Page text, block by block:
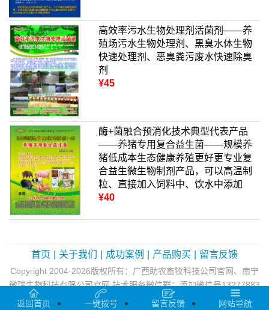
高效率污水生物处理剂活菌剂——养
殖场污水生物处理剂、黑臭水体生物
快速处理剂、恶臭粪污废水快速除臭
剂
¥45
酶+菌融合预消化技术典型代表产品
——养猪专用复合益生菌——规模养
猪低成本生态健康养殖更好更专业复
合益生微生物制剂产品，可以高温制
粒、直接加入饲料中、饮水中添加
¥40
首页 关于我们 成功案例 产品购买 留言反馈
Copyright 2004-2026版权所有：广西助农畜牧科技公司官网、南宁
微瑞生物科技有限公司官网 技术服务微信群：添加微信号13277883
322为好友，说明要自己所在地，就会拉入区域微信群 keywords：
返回首页 一键拨号 留言反馈 网站导航